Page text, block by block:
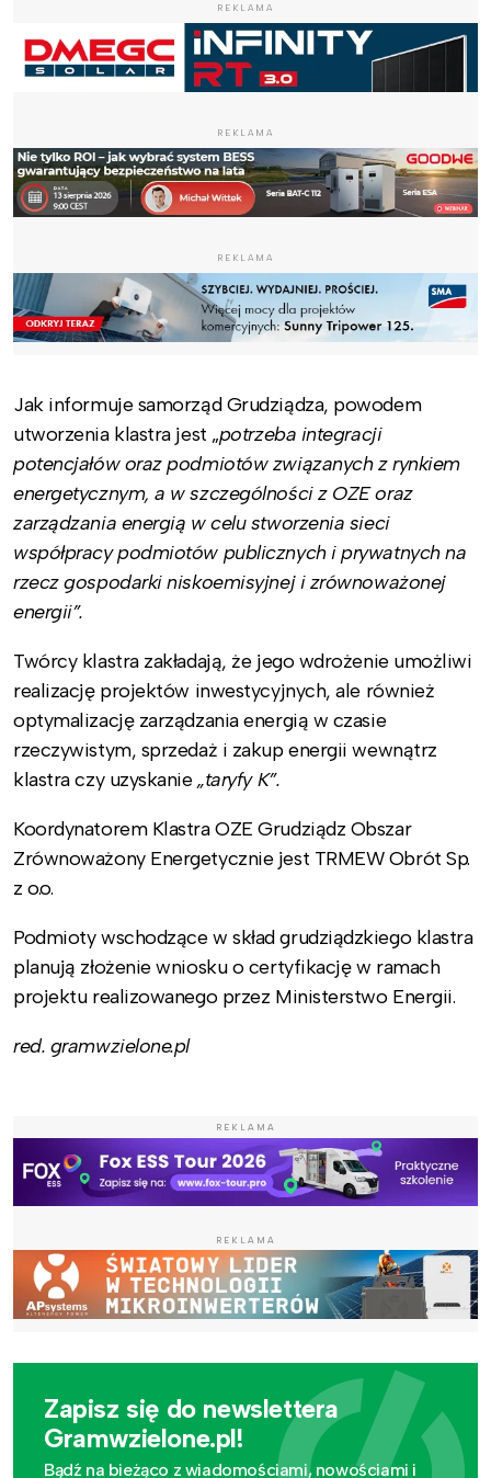
REKLAMA
REKLAMA
REKLAMA
Jak informuje samorząd Grudziądza, powodem
utworzenia klastra jest „potrzeba integracji
potencjałów oraz podmiotów związanych z rynkiem
energetycznym, a w szczególności z OZE oraz
zarządzania energią w celu stworzenia sieci
współpracy podmiotów publicznych i prywatnych na
rzecz gospodarki niskoemisyjnej i zrównoważonej
energii”.
Twórcy klastra zakładają, że jego wdrożenie umożliwi
realizację projektów inwestycyjnych, ale również
optymalizację zarządzania energią w czasie
rzeczywistym, sprzedaż i zakup energii wewnątrz
klastra czy uzyskanie„taryfy K”.
Koordynatorem Klastra OZE Grudziądz Obszar
Zrównoważony Energetycznie jest TRMEW Obrót Sp.
z o.o.
Podmioty wschodzące w skład grudziądzkiego klastra
planują złożenie wniosku o certyfikację w ramach
projektu realizowanego przez Ministerstwo Energii.
red. gramwzielone.pl
REKLAMA
REKLAMA
Zapisz się do newslettera
Gramwzielone.pl!
Bądź na bieżąco z wiadomościami, nowościami i